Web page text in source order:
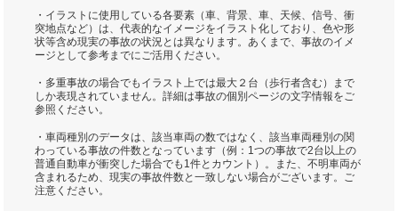
・イラストに使用している各要素（車、背景、車、天候、信号、衝
突地点など）は、代表的なイメージをイラスト化しており、色や形
状等含め現実の事故の状況とは異なります。あくまで、事故のイメ
ージとして参考までにご活用ください。
・多重事故の場合でもイラスト上では最大２台（歩行者含む）まで
しか表現されていません。詳細は事故の個別ページの文字情報をご
参照ください。
・車両種別のデータは、該当車両の数ではなく、該当車両種別の関
わっている事故の件数となっています（例：1つの事故で2台以上の
普通自動車が衝突した場合でも1件とカウント）。また、不明車両が
含まれるため、現実の事故件数と一致しない場合がございます。ご
注意ください。